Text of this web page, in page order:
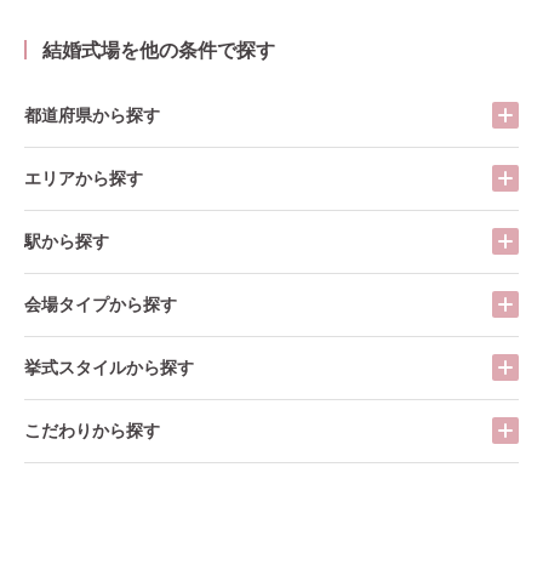
結婚式場を他の条件で探す
都道府県から探す
エリアから探す
駅から探す
会場タイプから探す
挙式スタイルから探す
こだわりから探す